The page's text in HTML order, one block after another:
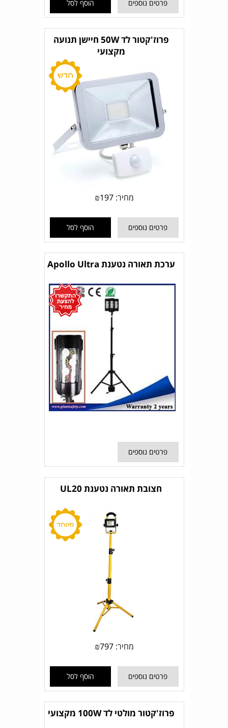
פרטים נוספים הוסף לסל
פרוז'קטור לד 50W חיישן תנועה
מקצועי
מחיר: ₪197
פרטים נוספים הוסף לסל
ערכת תאורה נטענת Apollo Ultra
פרטים נוספים
חצובת תאורה נטענת UL20
מחיר: ₪797
פרטים נוספים הוסף לסל
פרוז'קטור מולטי לד 100W מקצועי